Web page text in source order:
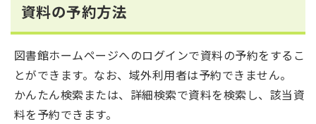
資料の予約方法
図書館ホームページへのログインで資料の予約をするこ
とができます。なお、域外利用者は予約できません。
かんたん検索または、詳細検索で資料を検索し、該当資
料を予約できます。